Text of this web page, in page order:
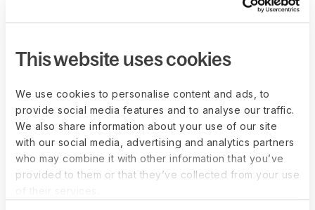
This website uses cookies
We use cookies to personalise content and ads, to
provide social media features and to analyse our traffic.
We also share information about your use of our site
with our social media, advertising and analytics partners
who may combine it with other information that you’ve
provided to them or that they’ve collected from your use
Feedback positivo de gestores e colegas de trabalho
Decisão mútua de continuar o emprego após o término
Como funciona o período
de experiência em um
contexto de trabalho
global e remoto?